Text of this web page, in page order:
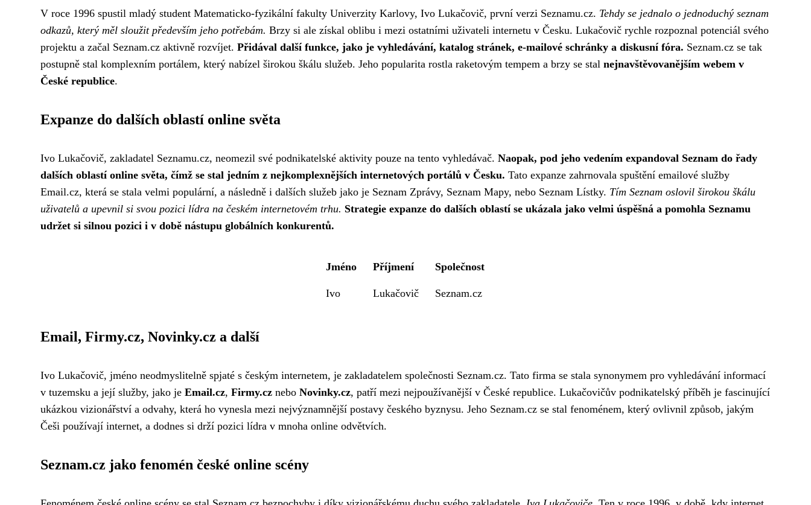
V roce 1996 spustil mladý student Matematicko-fyzikální fakulty Univerzity Karlovy, Ivo Lukačovič, první verzi Seznamu.cz. Tehdy se jednalo o jednoduchý seznam
odkazů, který měl sloužit především jeho potřebám. Brzy si ale získal oblibu i mezi ostatními uživateli internetu v Česku. Lukačovič rychle rozpoznal potenciál svého
projektu a začal Seznam.cz aktivně rozvíjet. Přidával další funkce, jako je vyhledávání, katalog stránek, e-mailové schránky a diskusní fóra. Seznam.cz se tak
postupně stal komplexním portálem, který nabízel širokou škálu služeb. Jeho popularita rostla raketovým tempem a brzy se stal nejnavštěvovanějším webem v
České republice.
Expanze do dalších oblastí online světa
Ivo Lukačovič, zakladatel Seznamu.cz, neomezil své podnikatelské aktivity pouze na tento vyhledávač. Naopak, pod jeho vedením expandoval Seznam do řady
dalších oblastí online světa, čímž se stal jedním z nejkomplexnějších internetových portálů v Česku. Tato expanze zahrnovala spuštění emailové služby
Email.cz, která se stala velmi populární, a následně i dalších služeb jako je Seznam Zprávy, Seznam Mapy, nebo Seznam Lístky. Tím Seznam oslovil širokou škálu
uživatelů a upevnil si svou pozici lídra na českém internetovém trhu. Strategie expanze do dalších oblastí se ukázala jako velmi úspěšná a pomohla Seznamu
udržet si silnou pozici i v době nástupu globálních konkurentů.
Jméno Příjmení Společnost
Ivo Lukačovič Seznam.cz
Email, Firmy.cz, Novinky.cz a další
Ivo Lukačovič, jméno neodmyslitelně spjaté s českým internetem, je zakladatelem společnosti Seznam.cz. Tato firma se stala synonymem pro vyhledávání informací
v tuzemsku a její služby, jako je Email.cz, Firmy.cz nebo Novinky.cz, patří mezi nejpoužívanější v České republice. Lukačovičův podnikatelský příběh je fascinující
ukázkou vizionářství a odvahy, která ho vynesla mezi nejvýznamnější postavy českého byznysu. Jeho Seznam.cz se stal fenoménem, který ovlivnil způsob, jakým
Češi používají internet, a dodnes si drží pozici lídra v mnoha online odvětvích.
Seznam.cz jako fenomén české online scény